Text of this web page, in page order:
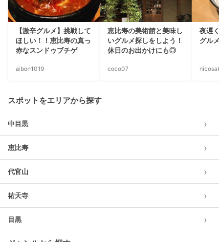
【激辛グルメ】挑戦して
ほしい！！恵比寿の真っ
赤なスンドゥブチゲ
aibon1019
恵比寿の美術館と美味し
いグルメ探しをしよう！
休日のお出かけにも◎
coco07
夜遅
グル
スポットをエリアから探す
中目黒 ›
恵比寿 ›
代官山 ›
祐天寺 ›
目黒 ›